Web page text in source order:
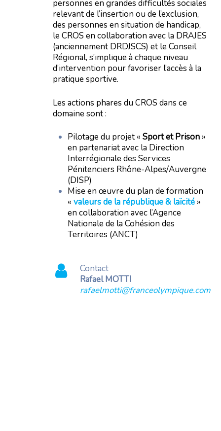
personnes en grandes difficultés sociales
relevant de l’insertion ou de l’exclusion,
des personnes en situation de handicap,
le CROS en collaboration avec la DRAJES
(anciennement DRDJSCS) et le Conseil
Régional, s’implique à chaque niveau
d’intervention pour favoriser l’accès à la
pratique sportive.
Les actions phares du CROS dans ce
domaine sont :
Pilotage du projet « Sport et Prison »
en partenariat avec la Direction
Interrégionale des Services
Pénitenciers Rhône-Alpes/Auvergne
(DISP)
Mise en œuvre du plan de formation
« valeurs de la république & laïcité »
en collaboration avec l’Agence
Nationale de la Cohésion des
Territoires (ANCT)
Contact
Rafael MOTTI
rafaelmotti@franceolympique.com